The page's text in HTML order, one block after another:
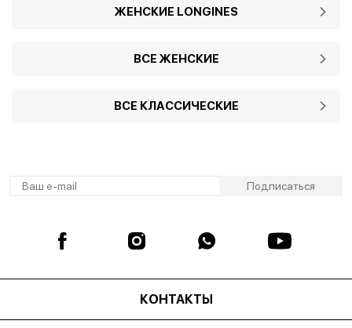
ЖЕНСКИЕ LONGINES
ВСЕ ЖЕНСКИЕ
ВСЕ КЛАССИЧЕСКИЕ
КОНТАКТЫ